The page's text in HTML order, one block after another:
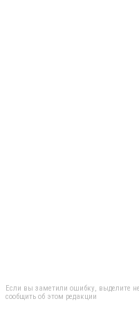
Если вы заметили ошибку, выделите
сообщить об этом редакции